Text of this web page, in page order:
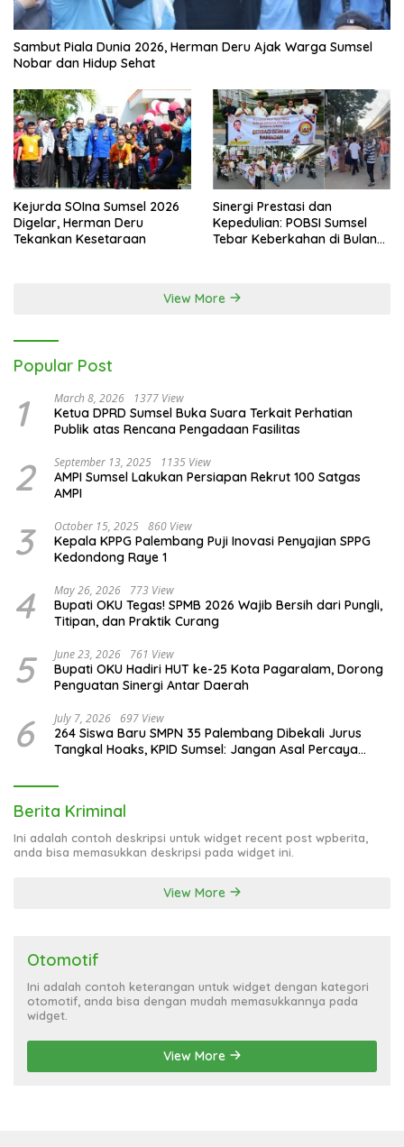
Sambut Piala Dunia 2026, Herman Deru Ajak Warga Sumsel
Nobar dan Hidup Sehat
Kejurda SOIna Sumsel 2026
Digelar, Herman Deru
Tekankan Kesetaraan
Sinergi Prestasi dan
Kepedulian: POBSI Sumsel
Tebar Keberkahan di Bulan
View More
Popular Post
1 March 8, 2026 1377 View
Ketua DPRD Sumsel Buka Suara Terkait Perhatian
Publik atas Rencana Pengadaan Fasilitas
2 September 13, 2025 1135 View
AMPI Sumsel Lakukan Persiapan Rekrut 100 Satgas
AMPI
3 October 15, 2025 860 View
Kepala KPPG Palembang Puji Inovasi Penyajian SPPG
Kedondong Raye 1
4 May 26, 2026 773 View
Bupati OKU Tegas! SPMB 2026 Wajib Bersih dari Pungli,
Titipan, dan Praktik Curang
5 June 23, 2026 761 View
Bupati OKU Hadiri HUT ke-25 Kota Pagaralam, Dorong
Penguatan Sinergi Antar Daerah
6 July 7, 2026 697 View
264 Siswa Baru SMPN 35 Palembang Dibekali Jurus
Tangkal Hoaks, KPID Sumsel: Jangan Asal Percaya
Berita Kriminal
Ini adalah contoh deskripsi untuk widget recent post wpberita,
anda bisa memasukkan deskripsi pada widget ini.
View More
Otomotif
Ini adalah contoh keterangan untuk widget dengan kategori
otomotif, anda bisa dengan mudah memasukkannya pada
widget.
View More